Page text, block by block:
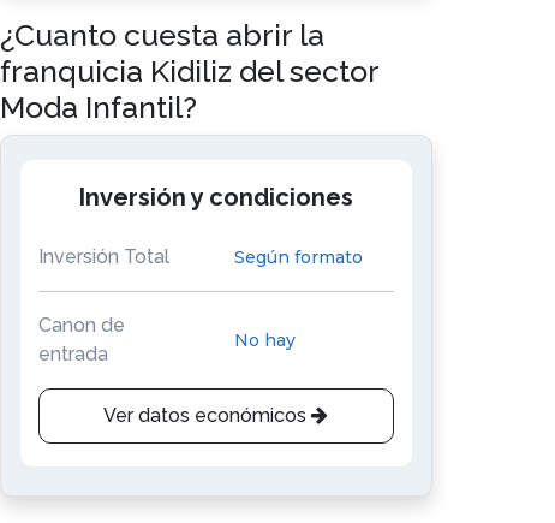
¿Cuanto cuesta abrir la
franquicia Kidiliz del sector
Moda Infantil?
Inversión y condiciones
Inversión Total Según formato
Canon de
entrada
No hay
Ver datos económicos